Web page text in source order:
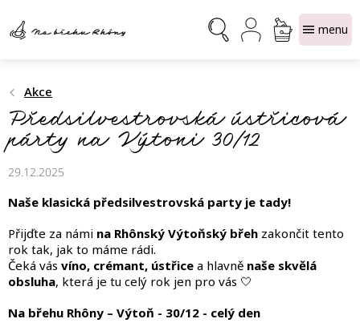
obsah
NÁKUPNÍ
KOŠÍK
Akce
Předsilvestrovská ústřicová
párty na Výtoni 30/12
29.12.2025
Naše klasická předsilvestrovská party je tady!
Přijďte za námi na Rhônský Výtoňský břeh zakončit tento
rok tak, jak to máme rádi.
Čeká vás víno, crémant, ústřice a hlavně naše skvělá
obsluha, která je tu celý rok jen pro vás 🤍
Na břehu Rhôny – Výtoň - 30/12 - celý den